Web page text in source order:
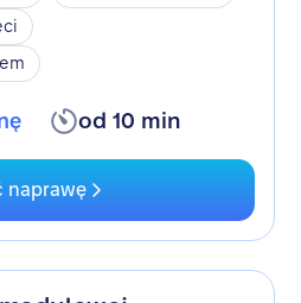
od 10 min
naprawę